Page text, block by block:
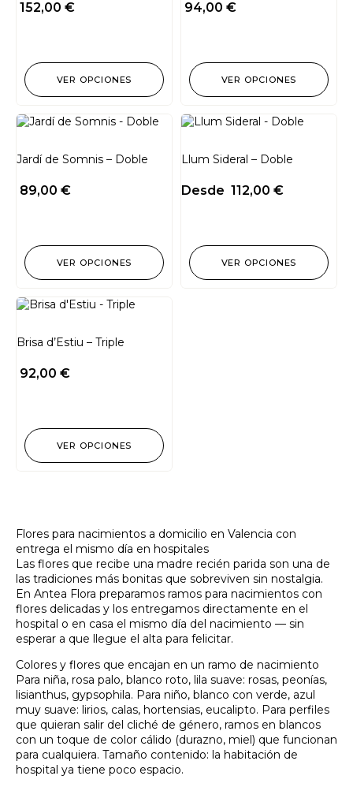
152,00 €
VER OPCIONES
94,00 €
VER OPCIONES
Jardí de Somnis – Doble
89,00 €
VER OPCIONES
Llum Sideral – Doble
Desde 112,00 €
VER OPCIONES
Brisa d’Estiu – Triple
92,00 €
VER OPCIONES
Flores para nacimientos a domicilio en Valencia con
entrega el mismo día en hospitales
Las flores que recibe una madre recién parida son una de
las tradiciones más bonitas que sobreviven sin nostalgia.
En Antea Flora preparamos ramos para nacimientos con
flores delicadas y los entregamos directamente en el
hospital o en casa el mismo día del nacimiento — sin
esperar a que llegue el alta para felicitar.
Colores y flores que encajan en un ramo de nacimiento
Para niña, rosa palo, blanco roto, lila suave: rosas, peonías,
lisianthus, gypsophila. Para niño, blanco con verde, azul
muy suave: lirios, calas, hortensias, eucalipto. Para perfiles
que quieran salir del cliché de género, ramos en blancos
con un toque de color cálido (durazno, miel) que funcionan
para cualquiera. Tamaño contenido: la habitación de
hospital ya tiene poco espacio.